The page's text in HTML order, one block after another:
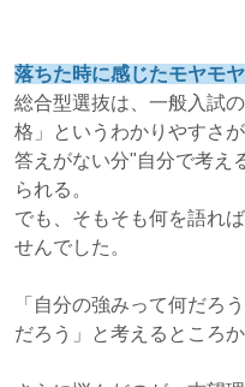
落ちた時に感じたモヤモヤ
総合型選抜は、一般入試
格」というわかりやすさ
答えがない分"自分で考え
られる。
でも、そもそも何を語れ
せんでした。
「自分の強みって何だろ
だろう」と考えるところ